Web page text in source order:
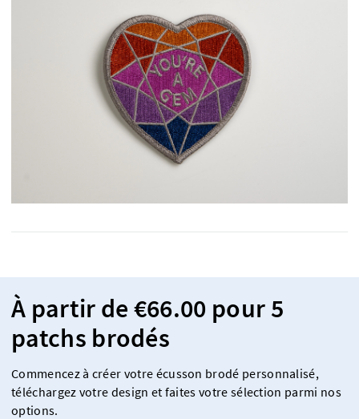
À partir de €66.00 pour 5
patchs brodés
Commencez à créer votre écusson brodé personnalisé,
téléchargez votre design et faites votre sélection parmi nos
options.